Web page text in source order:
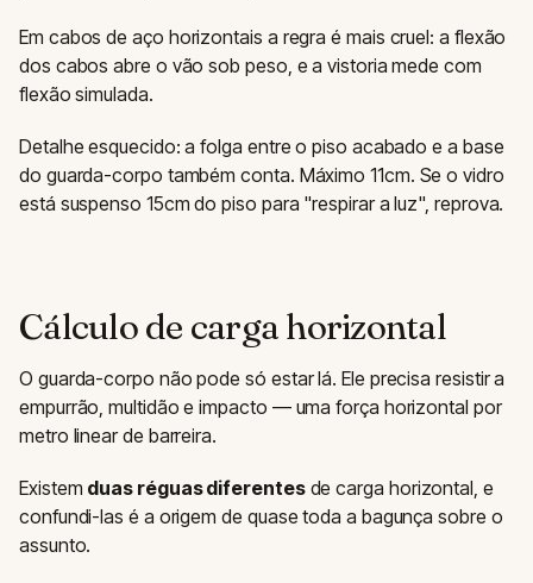
Em cabos de aço horizontais a regra é mais cruel: a flexão
dos cabos abre o vão sob peso, e a vistoria mede com
flexão simulada.
Detalhe esquecido: a folga entre o piso acabado e a base
do guarda-corpo também conta. Máximo 11cm. Se o vidro
está suspenso 15cm do piso para "respirar a luz", reprova.
Cálculo de carga horizontal
O guarda-corpo não pode só estar lá. Ele precisa resistir a
empurrão, multidão e impacto — uma força horizontal por
metro linear de barreira.
Existem duas réguas diferentesde carga horizontal, e
confundi-las é a origem de quase toda a bagunça sobre o
assunto.